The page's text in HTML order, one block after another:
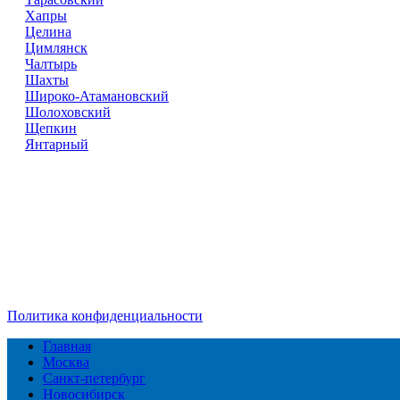
Хапры
Целина
Цимлянск
Чалтырь
Шахты
Широко-Атамановский
Шолоховский
Щепкин
Янтарный
Политика конфиденциальности
Главная
Москва
Санкт-петербург
Новосибирск